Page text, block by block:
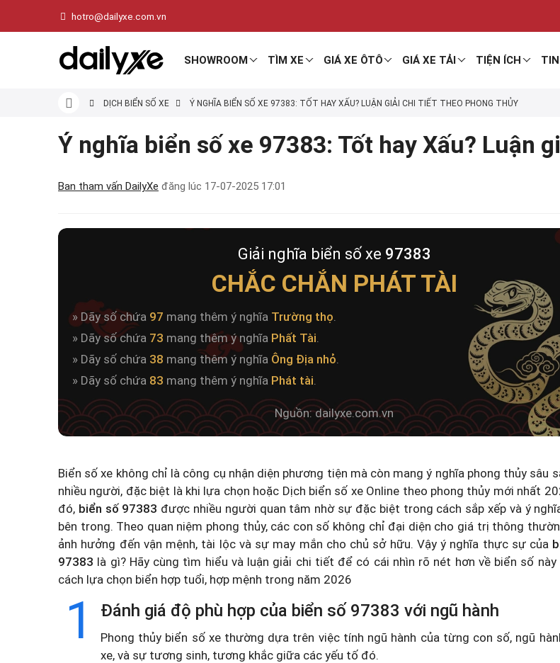
hotro@dailyxe.com.vn
SHOWROOM TÌM XE GIÁ XE ÔTÔ GIÁ XE TẢI TIỆN ÍCH
DỊCH BIỂN SỐ XE Ý NGHĨA BIỂN SỐ XE 97383: TỐT HAY XẤU? LUẬN GIẢI CHI TIẾT THEO PHONG THỦY
Ý nghĩa biển số xe 97383: Tốt hay Xấu? Luận
Ban tham vấn DailyXe đăng lúc 17-07-2025 17:01
Giải nghĩa biển số xe 97383
CHẮC CHẮN PHÁT TÀI
» Dãy số chứa 97 mang thêm ý nghĩa Trường thọ.
» Dãy số chứa 73 mang thêm ý nghĩa Phất Tài.
» Dãy số chứa 38 mang thêm ý nghĩa Ông Địa nhỏ.
» Dãy số chứa 83 mang thêm ý nghĩa Phát tài.
Nguồn: dailyxe.com.vn
Biển số xe không chỉ là công cụ nhận diện phương tiện mà còn mang ý nghĩa phong thủy sâu
nhiều người, đặc biệt là khi lựa chọn hoặc Dịch biển số xe Online theo phong thủy mới nhất
đó, biển số 97383 được nhiều người quan tâm nhờ sự đặc biệt trong cách sắp xếp và ý
bên trong. Theo quan niệm phong thủy, các con số không chỉ đại diện cho giá trị thông
ảnh hưởng đến vận mệnh, tài lộc và sự may mắn cho chủ sở hữu. Vậy ý nghĩa thực sự của
97383 là gì? Hãy cùng tìm hiểu và luận giải chi tiết để có cái nhìn rõ nét hơn về biển số này
cách lựa chọn biển hợp tuổi, hợp mệnh trong năm 2026
1 Đánh giá độ phù hợp của biển số 97383 với ngũ hành
Phong thủy biển số xe thường dựa trên việc tính ngũ hành của từng con số, ngũ
xe, và sự tương sinh, tương khắc giữa các yếu tố đó.